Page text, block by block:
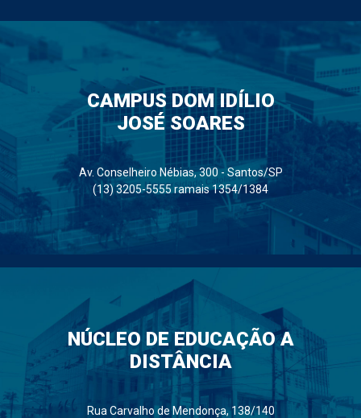
CAMPUS DOM IDÍLIO
JOSÉ SOARES
Av. Conselheiro Nébias, 300 - Santos/SP
(13) 3205-5555 ramais 1354/1384
NÚCLEO DE EDUCAÇÃO A
DISTÂNCIA
Rua Carvalho de Mendonça, 138/140